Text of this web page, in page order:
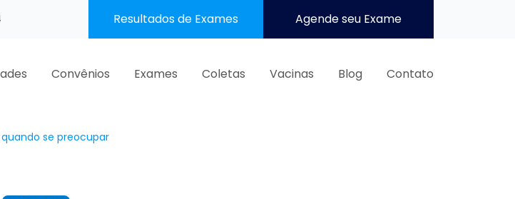
Agende seu Exame
Resultados de Exames
Convênios Exames Coletas Vacinas Blog Contato
se preocupar